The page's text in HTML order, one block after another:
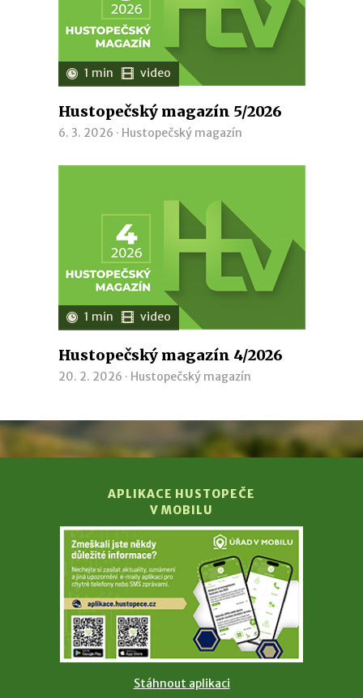
1 min video
Hustopečský magazín 5/2026
6. 3. 2026 · Hustopečský magazín
1 min video
Hustopečský magazín 4/2026
20. 2. 2026 · Hustopečský magazín
APLIKACE HUSTOPEČE
V MOBILU
Stáhnout aplikaci